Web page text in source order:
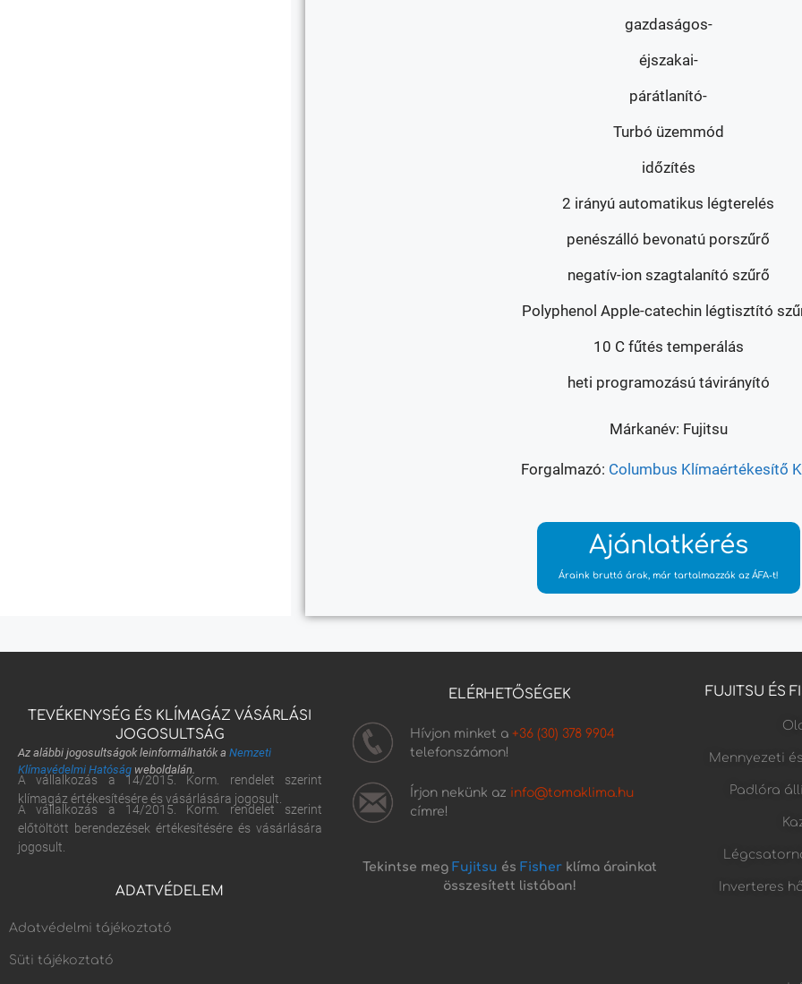
gazdaságos-
éjszakai-
párátlanító-
Turbó üzemmód
időzítés
2 irányú automatikus légterelés
penészálló bevonatú porszűrő
negatív-ion szagtalanító szűrő
Polyphenol Apple-catechin légtisztító
10 C fűtés temperálás
heti programozású távirányító
Márkanév: Fujitsu
Forgalmazó: Columbus Klímaértékesítő
Ajánlatkérés
Áraink bruttó árak, már tartalmazzák az ÁFA-t!
TEVÉKENYSÉG ÉS KLÍMAGÁZ VÁSÁRLÁSI
JOGOSULTSÁG
Az alábbi jogosultságok leinformálhatók a Nemzeti
Klímavédelmi Hatóság weboldalán.
A vállalkozás a 14/2015. Korm. rendelet szerint
klímagáz értékesítésére és vásárlására jogosult.
A vállalkozás a 14/2015. Korm. rendelet szerint
előtöltött berendezések értékesítésére és vásárlására
jogosult.
ADATVÉDELEM
Adatvédelmi tájékoztató
Süti tájékoztató
ELÉRHETŐSÉGEK
Hívjon minket a +36 (30) 378 9904
telefonszámon!
Írjon nekünk az info@tomaklima.hu
címre!
Tekintse megFujitsu ésFisher klíma árainkat
összesített listában!
FUJITSU ÉS
Mennyezeti
Padlóra
Inverteres